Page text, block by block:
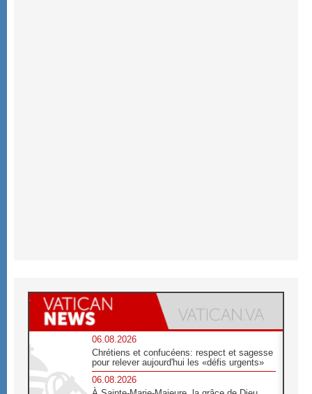
06.08.2026
Chrétiens et confucéens: respect et sagesse
pour relever aujourd'hui les «défis urgents»
06.08.2026